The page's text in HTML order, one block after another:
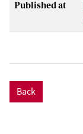
Published at
Back